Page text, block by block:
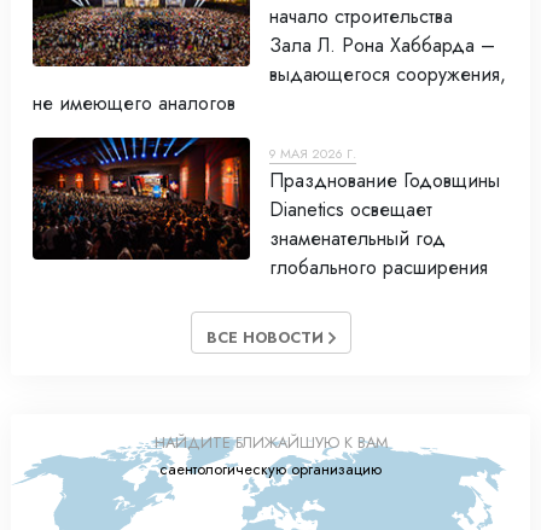
начало строительства
Зала Л. Рона Хаббарда –
выдающегося сооружения,
не имеющего аналогов
9 МАЯ 2026 Г.
Празднование Годовщины
Dianetics освещает
знаменательный год
глобального расширения
ВСЕ НОВОСТИ
НАЙДИТЕ БЛИЖАЙШУЮ К ВАМ
саентологическую организацию